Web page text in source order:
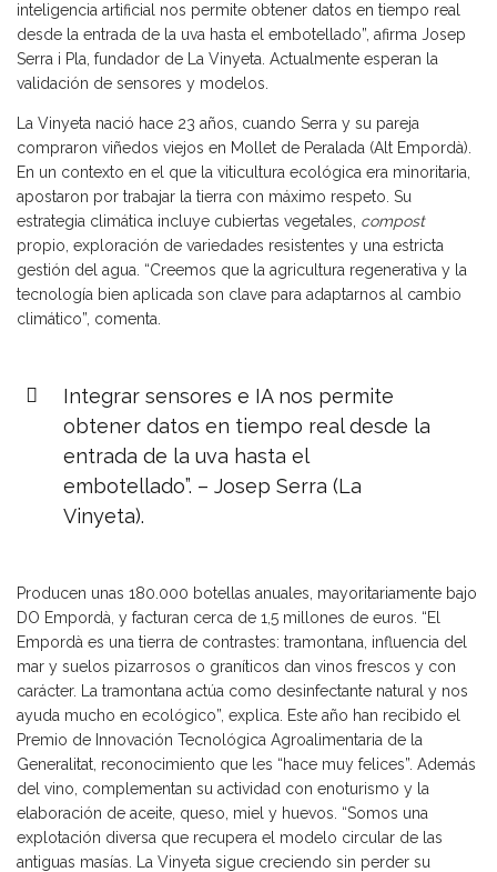
inteligencia artificial nos permite obtener datos en tiempo real
desde la entrada de la uva hasta el embotellado”, afirma Josep
Serra i Pla, fundador de La Vinyeta. Actualmente esperan la
validación de sensores y modelos.
La Vinyeta nació hace 23 años, cuando Serra y su pareja
compraron viñedos viejos en Mollet de Peralada (Alt Empordà).
En un contexto en el que la viticultura ecológica era minoritaria,
apostaron por trabajar la tierra con máximo respeto. Su
estrategia climática incluye cubiertas vegetales, compost
propio, exploración de variedades resistentes y una estricta
gestión del agua. “Creemos que la agricultura regenerativa y la
tecnología bien aplicada son clave para adaptarnos al cambio
climático”, comenta.
Integrar sensores e IA nos permite
obtener datos en tiempo real desde la
entrada de la uva hasta el
embotellado”. – Josep Serra (La
Vinyeta).
Producen unas 180.000 botellas anuales, mayoritariamente bajo
DO Empordà, y facturan cerca de 1,5 millones de euros. “El
Empordà es una tierra de contrastes: tramontana, influencia del
mar y suelos pizarrosos o graníticos dan vinos frescos y con
carácter. La tramontana actúa como desinfectante natural y nos
ayuda mucho en ecológico”, explica. Este año han recibido el
Premio de Innovación Tecnológica Agroalimentaria de la
Generalitat, reconocimiento que les “hace muy felices”. Además
del vino, complementan su actividad con enoturismo y la
elaboración de aceite, queso, miel y huevos. “Somos una
explotación diversa que recupera el modelo circular de las
antiguas masías. La Vinyeta sigue creciendo sin perder su